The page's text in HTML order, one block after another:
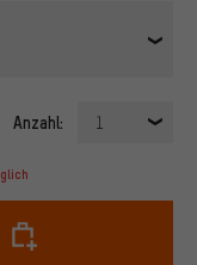
Anzahl: 1